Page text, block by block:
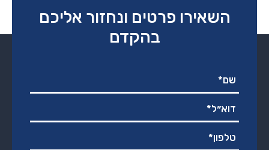
השאירו פרטים ונחזור אליכם
בהקדם